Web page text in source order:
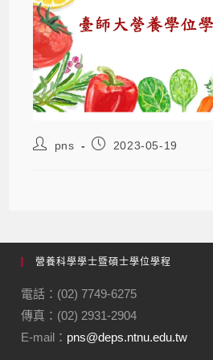
pns 2023-05-19
營養科學學士暨碩士學位學程
電話：(02) 7749-6275
傳真：(02) 2931-2904
E-mail： pns@deps.ntnu.edu.tw